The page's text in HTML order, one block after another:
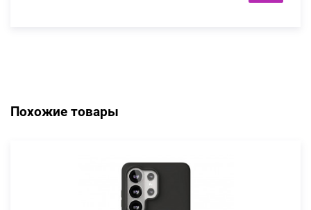
Похожие товары